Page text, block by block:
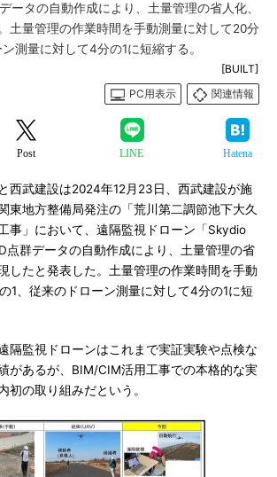
ータの自動作成により、土量管理の省人化、
土量管理の作業時間を手動測量に対して20分
測量に対して4分の1に短縮する。
[BUILT]
PC用表示
関連情報
Post LINE Hatena
西武建設は2024年12月23日、西武建設が施
東地方整備局発注の「荒川第二調節池下大久
事」において、遠隔監視ドローン「Skydio
点群データの自動作成により、土量管理の省
したと発表した。土量管理の作業時間を手動
1、従来のドローン測量に対して4分の1に短
隔監視ドローンはこれまで実証実験や点検な
があるが、BIM/CIM活用工事での本格的な実
初の取り組みだという。